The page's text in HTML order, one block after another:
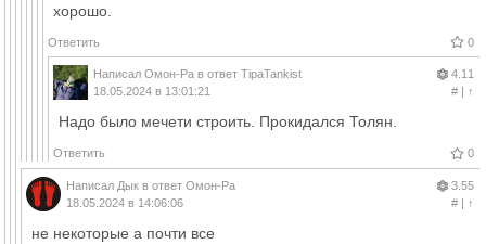
хорошо.
Ответить 0
Написал Омон-Ра в ответ TipaTankist
18.05.2024 в 13:01:21
4.11
#| ↑
Надо было мечети строить. Прокидался Толян.
Ответить 0
Написал Дык в ответ Омон-Ра
18.05.2024 в 14:06:06
3.55
#| ↑
не некоторые а почти все